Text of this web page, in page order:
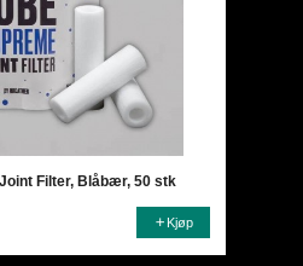
Filter, Blåbær, 50 stk
Kjøp